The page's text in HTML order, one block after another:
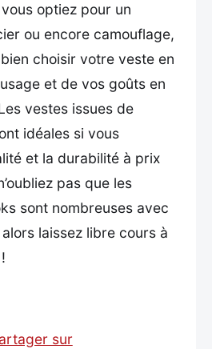
optiez pour un
ou encore camouflage,
choisir votre veste en
et de vos goûts en
vestes issues de
idéales si vous
et la durabilité à prix
pas que les
sont nombreuses avec
laissez libre cours à
sur